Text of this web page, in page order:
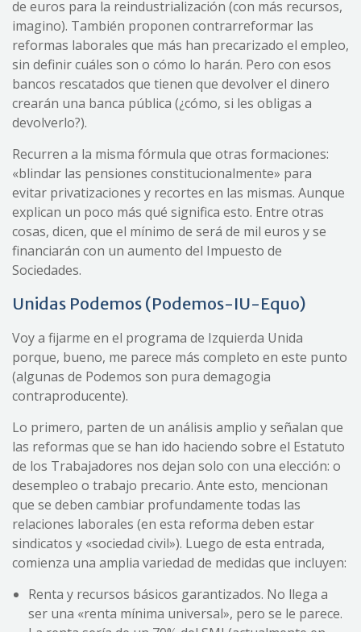
de euros para la reindustrialización (con más recursos,
imagino). También proponen contrarreformar las
reformas laborales que más han precarizado el empleo,
sin definir cuáles son o cómo lo harán. Pero con esos
bancos rescatados que tienen que devolver el dinero
crearán una banca pública (¿cómo, si les obligas a
devolverlo?).
Recurren a la misma fórmula que otras formaciones:
«blindar las pensiones constitucionalmente» para
evitar privatizaciones y recortes en las mismas. Aunque
explican un poco más qué significa esto. Entre otras
cosas, dicen, que el mínimo de será de mil euros y se
financiarán con un aumento del Impuesto de
Sociedades.
Unidas Podemos (Podemos-IU-Equo)
Voy a fijarme en el programa de Izquierda Unida
porque, bueno, me parece más completo en este punto
(algunas de Podemos son pura demagogia
contraproducente).
Lo primero, parten de un análisis amplio y señalan que
las reformas que se han ido haciendo sobre el Estatuto
de los Trabajadores nos dejan solo con una elección: o
desempleo o trabajo precario. Ante esto, mencionan
que se deben cambiar profundamente todas las
relaciones laborales (en esta reforma deben estar
sindicatos y «sociedad civil»). Luego de esta entrada,
comienza una amplia variedad de medidas que incluyen:
Renta y recursos básicos garantizados. No llega a
ser una «renta mínima universal», pero se le parece.